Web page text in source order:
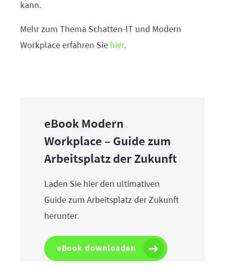
kann.
Mehr zum Thema Schatten-IT und Modern
Workplace erfahren Sie hier.
eBook Modern
Workplace – Guide zum
Arbeitsplatz der Zukunft
Laden Sie hier den ultimativen
Guide zum Arbeitsplatz der Zukunft
herunter.
eBook downloaden